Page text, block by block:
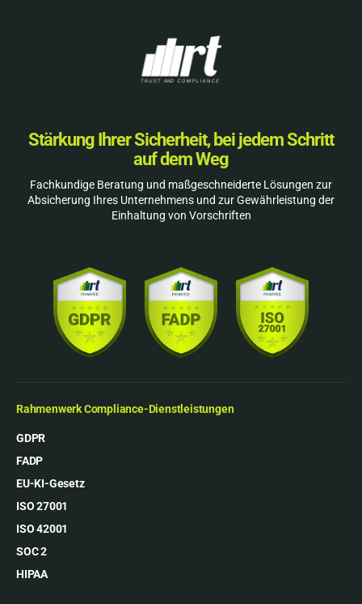
Stärkung Ihrer Sicherheit, bei jedem Schritt
auf dem Weg
Fachkundige Beratung und maßgeschneiderte Lösungen zur
Absicherung Ihres Unternehmens und zur Gewährleistung der
Einhaltung von Vorschriften
Rahmenwerk Compliance-Dienstleistungen
GDPR
FADP
EU-KI-Gesetz
ISO 27001
ISO 42001
SOC 2
HIPAA